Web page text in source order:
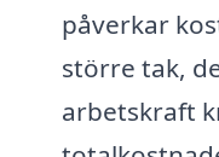
påverkar
större tak,
arbetskraft